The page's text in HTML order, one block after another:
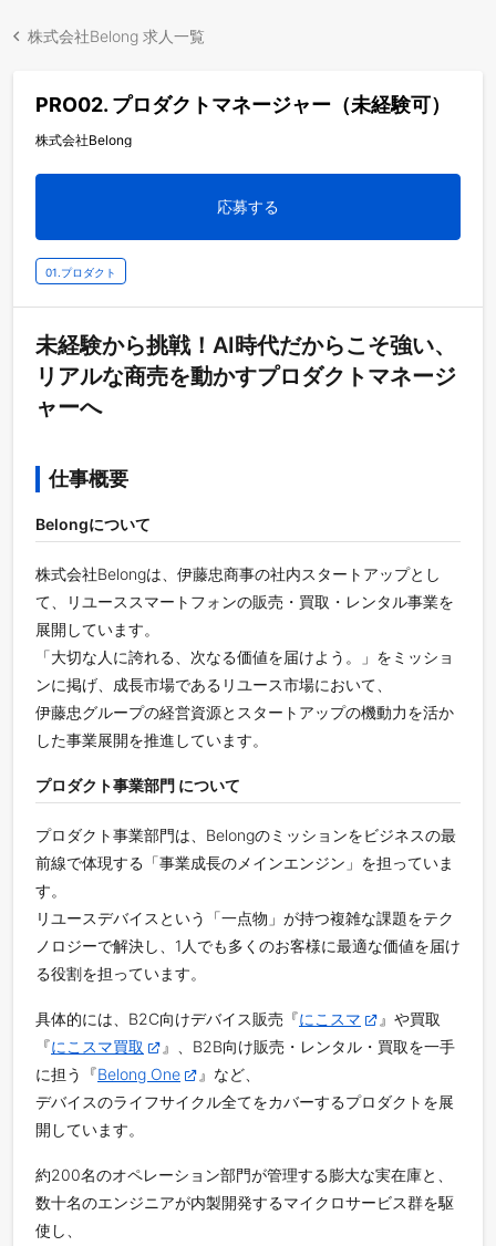
株式会社Belong 求人一覧
PRO02. プロダクトマネージャー（未経験可）
株式会社Belong
応募する
01.プロダクト
未経験から挑戦！AI時代だからこそ強い、
リアルな商売を動かすプロダクトマネージ
ャーへ
仕事概要
Belongについて
株式会社Belongは、伊藤忠商事の社内スタートアップとし
て、リユーススマートフォンの販売・買取・レンタル事業を
展開しています。
「大切な人に誇れる、次なる価値を届けよう。」をミッショ
ンに掲げ、成長市場であるリユース市場において、
伊藤忠グループの経営資源とスタートアップの機動力を活か
した事業展開を推進しています。
プロダクト事業部門 について
プロダクト事業部門は、Belongのミッションをビジネスの最
前線で体現する「事業成長のメインエンジン」を担っていま
す。
リユースデバイスという「一点物」が持つ複雑な課題をテク
ノロジーで解決し、1人でも多くのお客様に最適な価値を届け
る役割を担っています。
具体的には、B2C向けデバイス販売『にこスマ
』や買取
『にこスマ買取
』、B2B向け販売・レンタル・買取を一手
に担う『Belong One
』など、
デバイスのライフサイクル全てをカバーするプロダクトを展
開しています。
約200名のオペレーション部門が管理する膨大な実在庫と、
数十名のエンジニアが内製開発するマイクロサービス群を駆
使し、